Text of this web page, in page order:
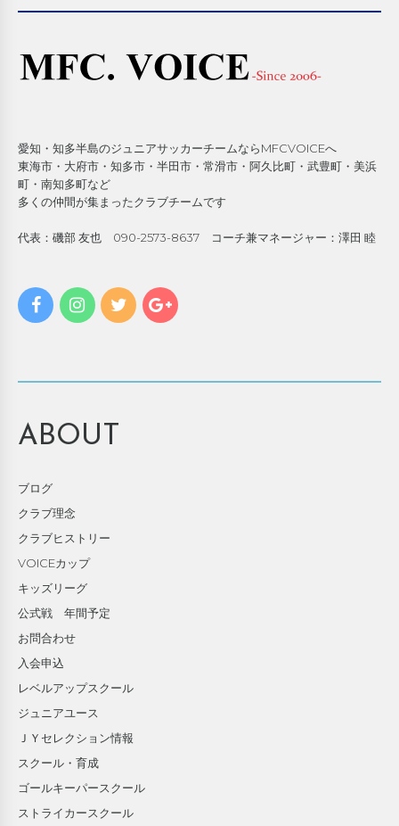
愛知・知多半島のジュニアサッカーチームならMFCVOICEへ
東海市・大府市・知多市・半田市・常滑市・阿久比町・武豊町・美浜
町・南知多町など
多くの仲間が集まったクラブチームです
代表：磯部 友也 090-2573-8637 コーチ兼マネージャー：澤田 睦
ABOUT
ブログ
クラブ理念
クラブヒストリー
VOICEカップ
キッズリーグ
公式戦 年間予定
お問合わせ
入会申込
レベルアップスクール
ジュニアユース
ＪＹセレクション情報
スクール・育成
ゴールキーパースクール
ストライカースクール